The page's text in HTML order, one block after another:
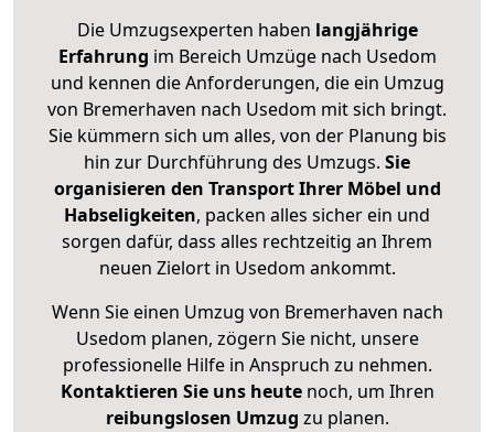
Die Umzugsexperten haben langjährige
Erfahrung im Bereich Umzüge nach Usedom
und kennen die Anforderungen, die ein Umzug
von Bremerhaven nach Usedom mit sich bringt.
Sie kümmern sich um alles, von der Planung bis
hin zur Durchführung des Umzugs. Sie
organisieren den Transport Ihrer Möbel und
Habseligkeiten, packen alles sicher ein und
sorgen dafür, dass alles rechtzeitig an Ihrem
neuen Zielort in Usedom ankommt.
Wenn Sie einen Umzug von Bremerhaven nach
Usedom planen, zögern Sie nicht, unsere
professionelle Hilfe in Anspruch zu nehmen.
Kontaktieren Sie uns heutenoch, um Ihren
reibungslosen Umzug zu planen.